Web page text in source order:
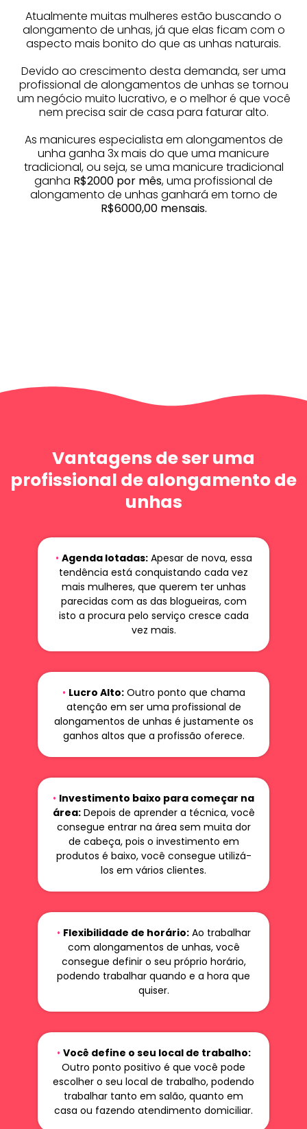
Atualmente muitas mulheres estão buscando o
alongamento de unhas, já que elas ficam com o
aspecto mais bonito do que as unhas naturais.
Devido ao crescimento desta demanda, ser uma
profissional de alongamentos de unhas se tornou
um negócio muito lucrativo, e o melhor é que você
nem precisa sair de casa para faturar alto.
As manicures especialista em alongamentos de
unha ganha 3x mais do que uma manicure
tradicional, ou seja, se uma manicure tradicional
ganha R$2000 por mês, uma profissional de
alongamento de unhas ganhará em torno de
R$6000,00 mensais.
Vantagens de ser uma
profissional de alongamento de
unhas
• Agenda lotadas:Apesar de nova, essa
tendência está conquistando cada vez
mais mulheres, que querem ter unhas
parecidas com as das blogueiras, com
isto a procura pelo serviço cresce cada
vez mais.
• Lucro Alto:Outro ponto que chama
atenção em ser uma profissional de
alongamentos de unhas é justamente os
ganhos altos que a profissão oferece.
• Investimento baixo para começar na
área:Depois de aprender a técnica, você
consegue entrar na área sem muita dor
de cabeça, pois o investimento em
produtos é baixo, você consegue utilizá-
los em vários clientes.
• Flexibilidade de horário:Ao trabalhar
com alongamentos de unhas, você
consegue definir o seu próprio horário,
podendo trabalhar quando e a hora que
quiser.
• Você define o seu local de trabalho:
Outro ponto positivo é que você pode
escolher o seu local de trabalho, podendo
trabalhar tanto em salão, quanto em
casa ou fazendo atendimento domiciliar.